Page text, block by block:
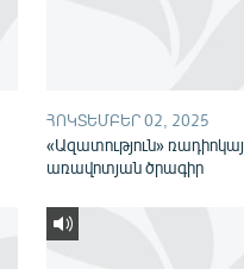
ՀՈԿՏԵՄԲԵՐ 02, 2025
«Ազատություն»
առավոտյան ծրագիր